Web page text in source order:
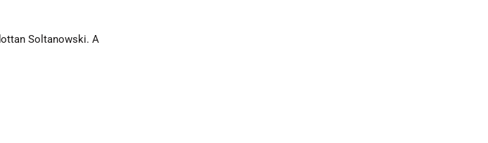
Soltanowski. A